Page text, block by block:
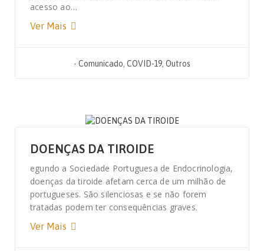
acesso ao…
Ver Mais
- Comunicado, COVID-19, Outros
DOENÇAS DA TIROIDE
egundo a Sociedade Portuguesa de Endocrinologia,
doenças da tiroide afetam cerca de um milhão de
portugueses. São silenciosas e se não forem
tratadas podem ter consequências graves.
Ver Mais